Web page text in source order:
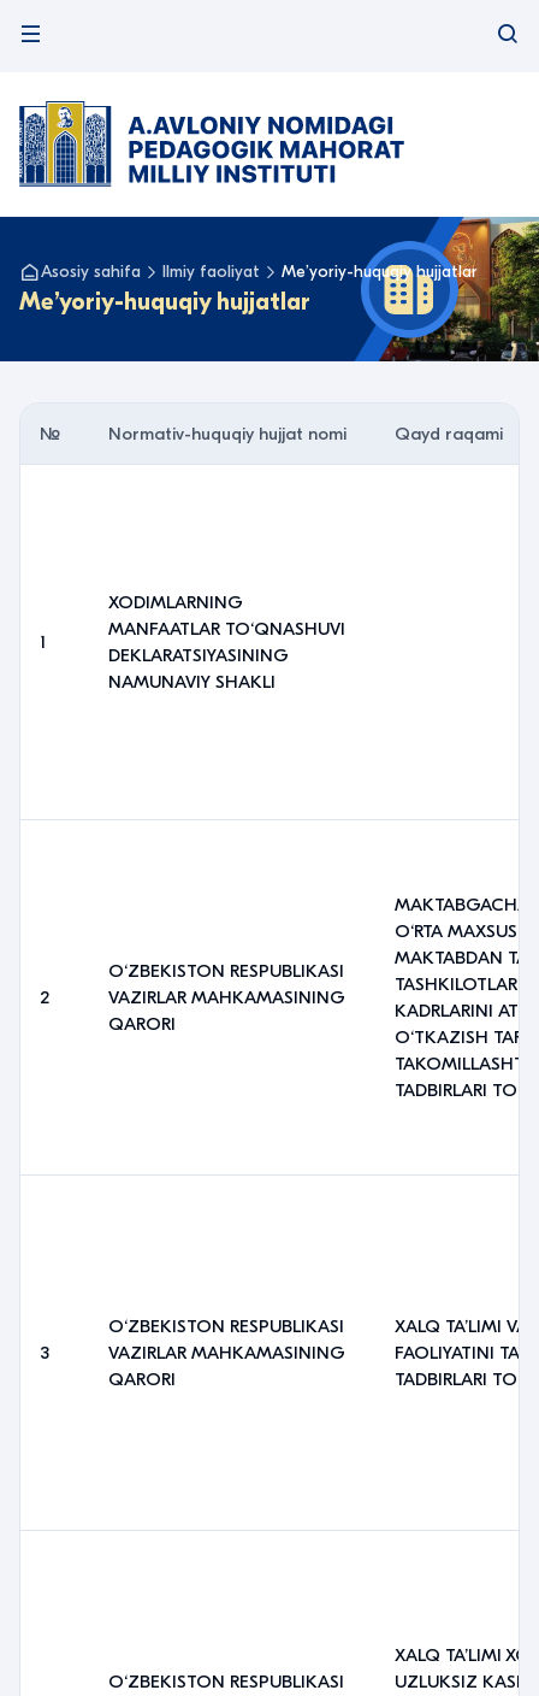
Asosiy sahifa Ilmiy faoliyat Meʼyoriy-huquqiy hujjatlar
Meʼyoriy-huquqiy hujjatlar
№ Normativ-huquqiy hujjat nomi Qayd raqami
1
XODIMLARNING
MANFAATLAR TO‘QNASHUVI
DEKLARATSIYASINING
NAMUNAVIY SHAKLI
2
O‘ZBEKISTON RESPUBLIKASI
VAZIRLAR MAHKAMASINING
QARORI
MAKTABGACHA,
O‘RTA MAXSUS,
MAKTABDAN
TASHKILOTLARI
KADRLARINI
O‘TKAZISH
TADBIRLARI
3
O‘ZBEKISTON RESPUBLIKASI
VAZIRLAR MAHKAMASINING
QARORI
XALQ TAʼLIMI
FAOLIYATINI
TADBIRLARI
O‘ZBEKISTON RESPUBLIKASI
XALQ TAʼLIMI
UZLUKSIZ